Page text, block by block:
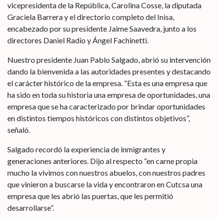
vicepresidenta de la República, Carolina Cosse, la diputada
Graciela Barrera y el directorio completo del Inisa,
encabezado por su presidente Jaime Saavedra, junto a los
directores Daniel Radío y Ángel Fachinetti.
Nuestro presidente Juan Pablo Salgado, abrió su intervención
dando la bienvenida a las autoridades presentes y destacando
el carácter histórico de la empresa. “Esta es una empresa que
ha sido en toda su historia una empresa de oportunidades, una
empresa que se ha caracterizado por brindar oportunidades
en distintos tiempos históricos con distintos objetivos”,
señaló.
Salgado recordó la experiencia de inmigrantes y
generaciones anteriores. Dijo al respecto “en carne propia
mucho la vivimos con nuestros abuelos, con nuestros padres
que vinieron a buscarse la vida y encontraron en Cutcsa una
empresa que les abrió las puertas, que les permitió
desarrollarse”.